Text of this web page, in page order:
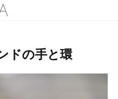
の手と環